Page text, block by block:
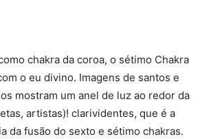
chakra da coroa, o sétimo Chakra
o eu divino. Imagens de santos e
mostram um anel de luz ao redor da
artistas)! clarividentes, que é a
da fusão do sexto e sétimo chakras.